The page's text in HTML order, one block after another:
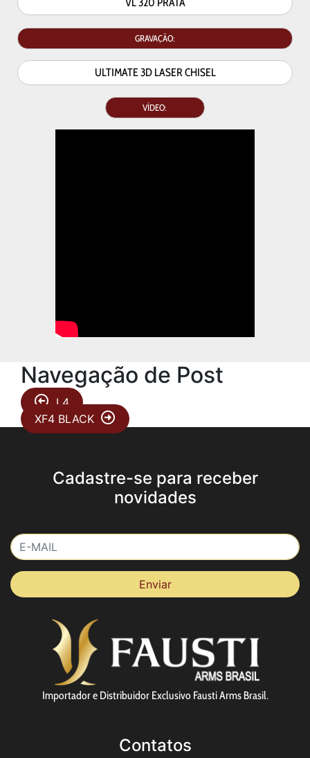
GRAVAÇÃO:
ULTIMATE 3D LASER CHISEL
VÍDEO:
Navegação de Post
L4
XF4 BLACK
Cadastre-se para receber
novidades
Importador e Distribuidor Exclusivo Fausti Arms Brasil.
Contatos